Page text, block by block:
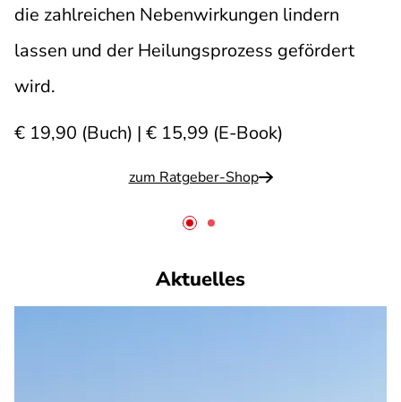
die zahlreichen Nebenwirkungen lindern
lassen und der Heilungsprozess gefördert
wird.
€ 19,90 (Buch) | € 15,99 (E-Book)
zum Ratgeber-Shop
Aktuelles